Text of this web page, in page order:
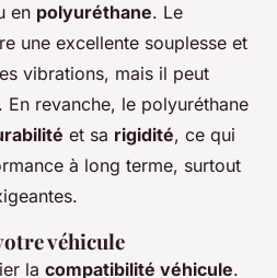
en polyuréthane. Le
une excellente souplesse et
vibrations, mais il peut
En revanche, le polyuréthane
et sa rigidité, ce qui
à long terme, surtout
véhicule
la compatibilité véhicule.